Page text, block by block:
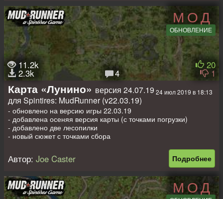
единицы.
На карте:
- 1 Гараж (закрыт)
- 5 Заправок
- 9 Пилорам
- 10 Точек разведки
- 4 точки погрузки
- 1 лесоповал
- 7 машин: Кировец - 700 (Закрыт), Урал-375 Полуприцеп
фургон (Закрыт), Краз-255 Топливная цистерна (Закрыт),
Урал-432010 Фикскар (Закрыт), Краз-260 Фикскар (Закрыт),
Камаз-4310 Фикскар (Закрыт), Зил-131 + 4 слота
- Карта 32x32 (1024 на 1024 метра)
Тест проходил на дефолте.
МОД
ОБНОВЛЕНИЕ
11.2k
2.3k 4
20
1
24 июл 2019 в 18:13
Карта «Лунино» версия 24.07.19
для Spintires: MudRunner (v22.03.19)
- обновлено на версию игры 22.03.19
- добавлена осеняя версия карты (с точками погрузки)
- добавлено две лесопилки
- новый сюжет с точками сбора
Версия "Лето"
1 Гараж (закрыт)
3 стартовых машины
5 Точек сбора
Подробнее
Автор: Joe Caster
МОД